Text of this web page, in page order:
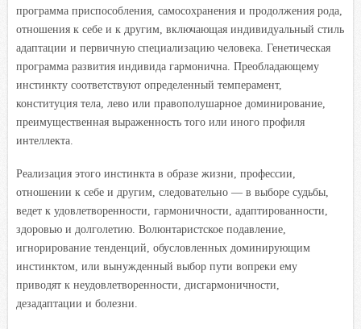
программа приспособления, самосохранения и продолжения рода,
отношения к себе и к другим, включающая индивидуальный стиль
адаптации и первичную специализацию человека. Генетическая
программа развития индивида гармонична. Преобладающему
инстинкту соответствуют определенный темперамент,
конституция тела, лево или правополушарное доминирование,
преимущественная выраженность того или иного профиля
интеллекта.
Реализация этого инстинкта в образе жизни, профессии,
отношении к себе и другим, следовательно — в выборе судьбы,
ведет к удовлетворенности, гармоничности, адаптированности,
здоровью и долголетию. Волюнтаристское подавление,
игнорирование тенденций, обусловленных доминирующим
инстинктом, или вынужденный выбор пути вопреки ему
приводят к неудовлетворенности, дисгармоничности,
дезадаптации и болезни.